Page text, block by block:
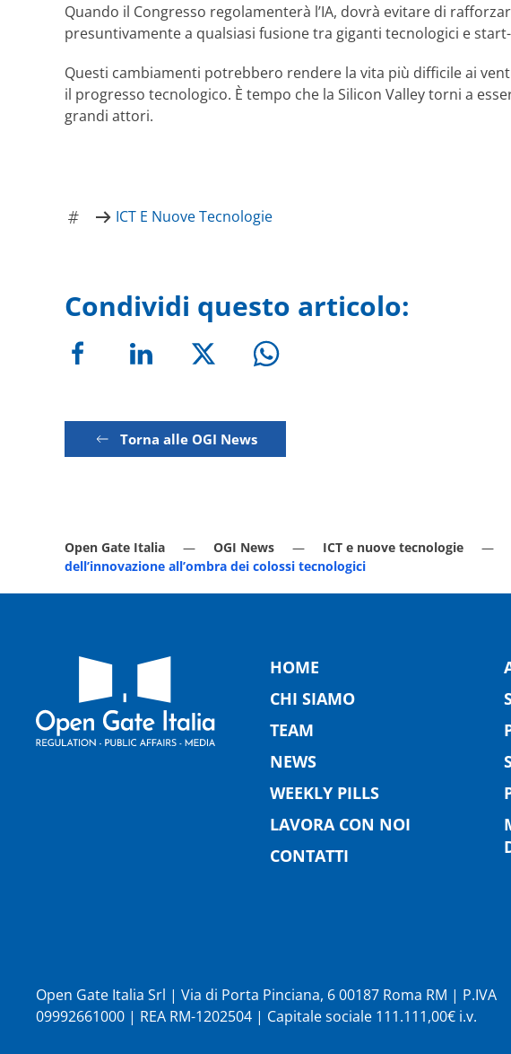
Quando il Congresso regolamenterà l’IA, dovrà evitare di
presuntivamente a qualsiasi fusione tra giganti tecnologici e
Questi cambiamenti potrebbero rendere la vita più difficile ai
il progresso tecnologico. È tempo che la Silicon Valley torni a
grandi attori.
ICT E Nuove Tecnologie
Condividi questo articolo:
Torna alle OGI News
Open Gate Italia OGI News ICT e nuove tecnologie
dell’innovazione all’ombra dei colossi tecnologici
HOME
CHI SIAMO
TEAM
NEWS
WEEKLY PILLS
LAVORA CON NOI
CONTATTI
Open Gate Italia Srl | Via di Porta Pinciana, 6 00187 Roma RM | P.IVA
09992661000 | REA RM-1202504 | Capitale sociale 111.111,00€ i.v.